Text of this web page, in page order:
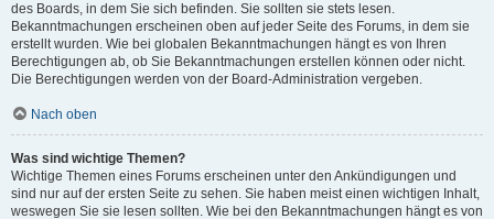
des Boards, in dem Sie sich befinden. Sie sollten sie stets lesen.
Bekanntmachungen erscheinen oben auf jeder Seite des Forums, in dem sie
erstellt wurden. Wie bei globalen Bekanntmachungen hängt es von Ihren
Berechtigungen ab, ob Sie Bekanntmachungen erstellen können oder nicht.
Die Berechtigungen werden von der Board-Administration vergeben.
Nach oben
Was sind wichtige Themen?
Wichtige Themen eines Forums erscheinen unter den Ankündigungen und
sind nur auf der ersten Seite zu sehen. Sie haben meist einen wichtigen Inhalt,
weswegen Sie sie lesen sollten. Wie bei den Bekanntmachungen hängt es von